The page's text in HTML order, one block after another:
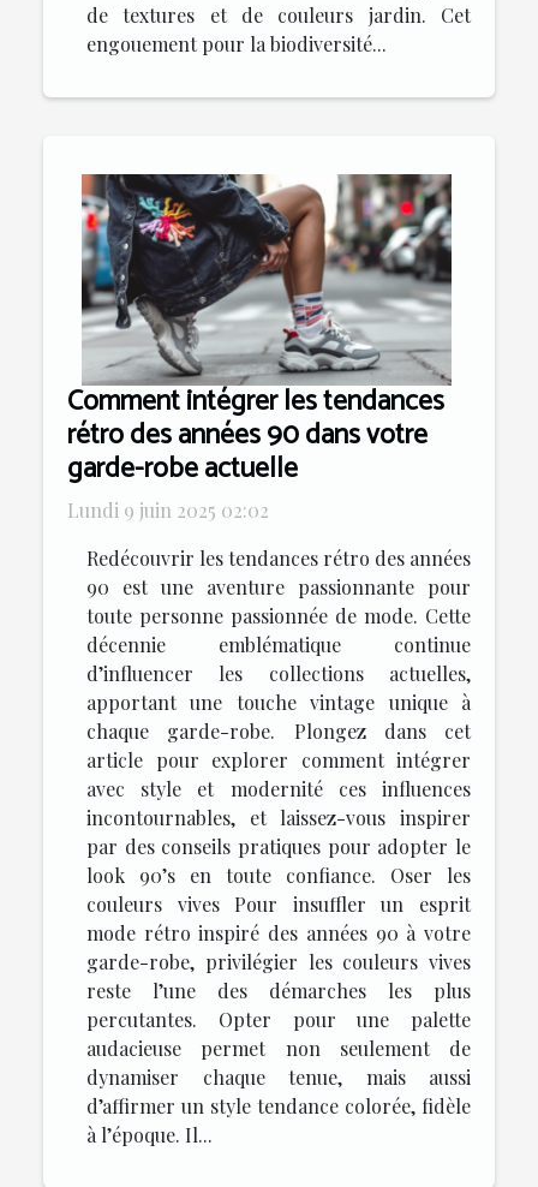
de textures et de couleurs jardin. Cet
engouement pour la biodiversité...
Comment intégrer les tendances
rétro des années 90 dans votre
garde-robe actuelle
Lundi 9 juin 2025 02:02
Redécouvrir les tendances rétro des années
90 est une aventure passionnante pour
toute personne passionnée de mode. Cette
décennie emblématique continue
d’influencer les collections actuelles,
apportant une touche vintage unique à
chaque garde-robe. Plongez dans cet
article pour explorer comment intégrer
avec style et modernité ces influences
incontournables, et laissez-vous inspirer
par des conseils pratiques pour adopter le
look 90’s en toute confiance. Oser les
couleurs vives Pour insuffler un esprit
mode rétro inspiré des années 90 à votre
garde-robe, privilégier les couleurs vives
reste l’une des démarches les plus
percutantes. Opter pour une palette
audacieuse permet non seulement de
dynamiser chaque tenue, mais aussi
d’affirmer un style tendance colorée, fidèle
à l’époque. Il...